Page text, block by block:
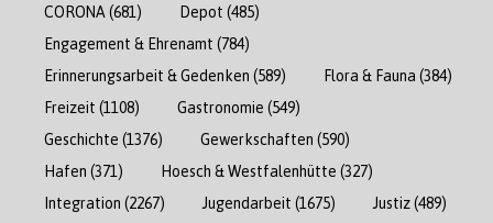
CORONA (681) Depot (485)
Engagement & Ehrenamt (784)
Erinnerungsarbeit & Gedenken (589) Flora & Fauna (384)
Freizeit (1108) Gastronomie (549)
Geschichte (1376) Gewerkschaften (590)
Hafen (371) Hoesch & Westfalenhütte (327)
Integration (2267) Jugendarbeit (1675) Justiz(489)